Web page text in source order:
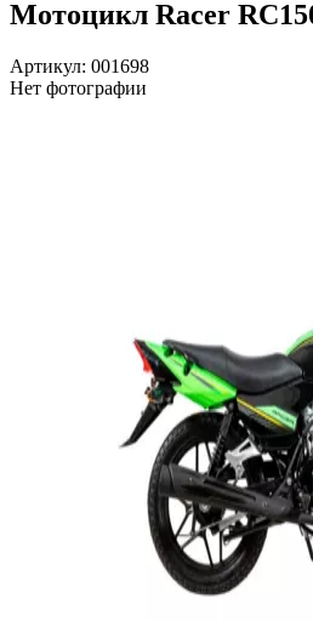
Мотоцикл Racer
Артикул: 001698
Нет фотографии